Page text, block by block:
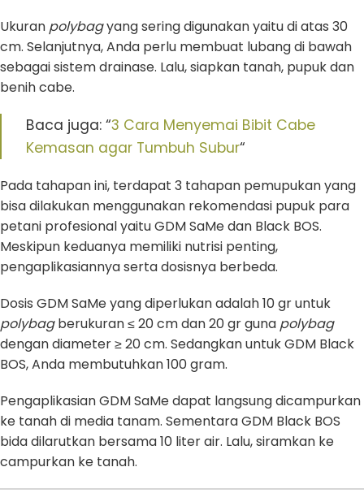
Ukuran polybagyang sering digunakan yaitu di atas 30
cm. Selanjutnya,Anda perlu membuat lubang di bawah
sebagai sistem drainase. Lalu, siapkan tanah, pupuk dan
benih cabe.
Baca juga: “3 Cara Menyemai Bibit Cabe
Kemasan agar Tumbuh Subur“
Pada tahapan ini, terdapat 3 tahapan pemupukan yang
bisa dilakukan menggunakan rekomendasi pupuk para
petani profesional yaitu GDM SaMe dan Black BOS.
Meskipun keduanya memiliki nutrisi penting,
pengaplikasiannya serta dosisnya berbeda.
Dosis GDM SaMe yang diperlukan adalah 10 gr untuk
polybagberukuran ≤ 20 cm dan 20 gr guna polybag
dengan diameter ≥ 20 cm. Sedangkan untuk GDM Black
BOS, Anda membutuhkan 100 gram.
Pengaplikasian GDM SaMe dapat langsung dicampurkan
ke tanah di media tanam. Sementara GDM Black BOS
bida dilarutkan bersama 10 liter air. Lalu, siramkan ke
campurkan ke tanah.